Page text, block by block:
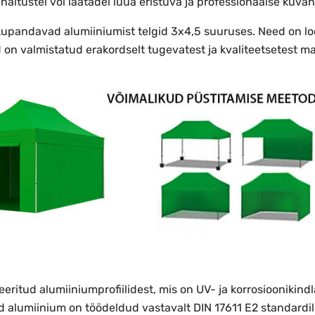
alumiiniumist telgid 3x4,5 suuruses. Need on
valmistatud erakordselt tugevatest ja kvaliteetsetest
alumiiniumprofiilidest, mis on UV- ja
on töödeldud vastavalt DIN 17611 E2